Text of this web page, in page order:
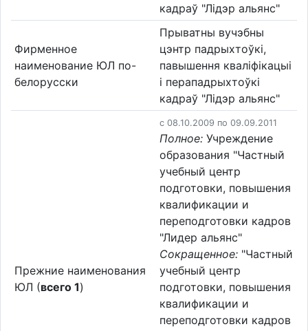
кадраў "Лідэр альянс"
Фирменное
наименование ЮЛ по-
белорусски
Прыватны вучэбны
цэнтр падрыхтоўкі,
павышення кваліфікацыі
і перападрыхтоўкі
кадраў "Лідэр альянс"
Прежние наименования
ЮЛ (всего 1)
c 08.10.2009 по 09.09.2011
Полное: Учреждение
образования "Частный
учебный центр
подготовки, повышения
квалификации и
переподготовки кадров
"Лидер альянс"
Сокращенное: "Частный
учебный центр
подготовки, повышения
квалификации и
переподготовки кадров